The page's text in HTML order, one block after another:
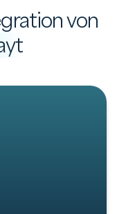
von
überfälligen
Erinnerung
mehr